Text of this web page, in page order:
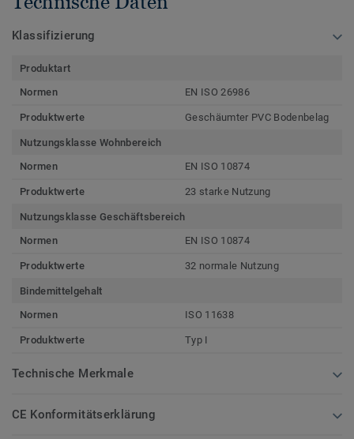
Klassifizierung
Produktart
Normen
EN ISO 26986
Produktwerte Geschäumter PVC Bodenbelag
Nutzungsklasse Wohnbereich
Normen
EN ISO 10874
Produktwerte 23 starke Nutzung
Nutzungsklasse Geschäftsbereich
Normen
EN ISO 10874
Produktwerte 32 normale Nutzung
Bindemittelgehalt
Normen
ISO 11638
Produktwerte Typ I
Technische Merkmale
CE Konformitätserklärung